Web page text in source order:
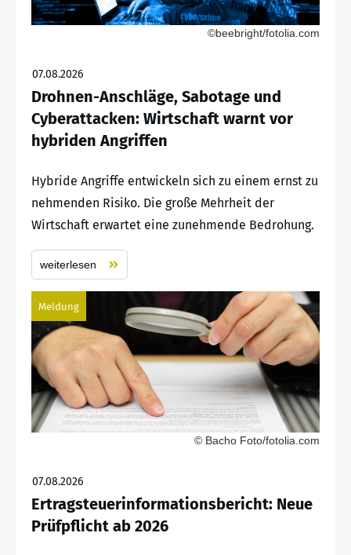
©beebright/fotolia.com
07.08.2026
Drohnen-Anschläge, Sabotage und
Cyberattacken: Wirtschaft warnt vor
hybriden Angriffen
Hybride Angriffe entwickeln sich zu einem ernst zu
nehmenden Risiko. Die große Mehrheit der
Wirtschaft erwartet eine zunehmende Bedrohung.
weiterlesen
Meldung
© Bacho Foto/fotolia.com
07.08.2026
Ertragsteuerinformationsbericht: Neue
Prüfpflicht ab 2026